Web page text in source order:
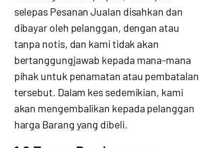
selepas Pesanan Jualan disahkan dan
dibayar oleh pelanggan, dengan atau
tanpa notis, dan kami tidak akan
bertanggungjawab kepada mana-mana
pihak untuk penamatan atau pembatalan
tersebut. Dalam kes sedemikian, kami
akan mengembalikan kepada pelanggan
harga Barang yang dibeli.